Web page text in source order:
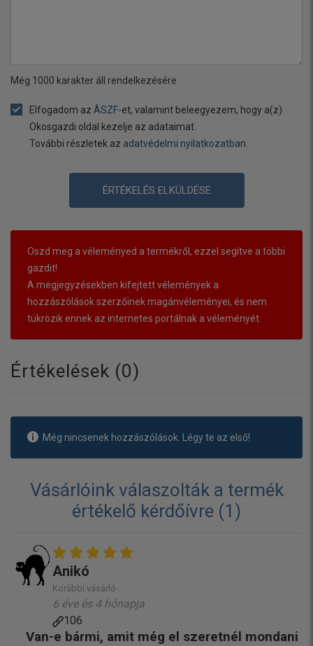
Még 1000 karakter áll rendelkezésére
Elfogadom az ÁSZF-et, valamint beleegyezem, hogy a(z)
Okosgazdi oldal kezelje az adataimat.
További részletek az adatvédelmi nyilatkozatban.
ÉRTÉKELÉS ELKÜLDÉSE
Oszd meg a véleményed a termékről, ezzel segítve a többi
gazdit!
A megjegyzésekben kifejtett vélemények a
hozzászólások szerzőinek magánvéleményei, és nem
tükrözik ennek az internetes portálnak a véleményét.
Értékelések (0)
Még nincsenek hozzászólások. Légy te az első!
Vásárlóink válaszolták a termék
értékelő kérdőívre (1)
Van-e bármi, amit még el szeretnél mondani
Anikó
Korábbi vásárló
6 éve és 4 hónapja
106